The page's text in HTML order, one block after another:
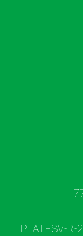
PLATESV-